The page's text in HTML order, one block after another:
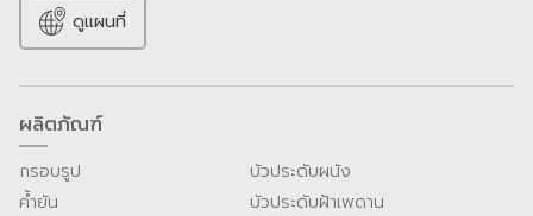
ดูแผนที่
ผลิตภัณฑ์
กรอบรูป
ค้ำยัน
บัวประดับผนัง
บัวประดับฝ้าเพดาน